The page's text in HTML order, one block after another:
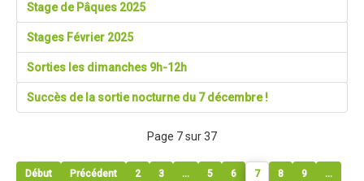
Stage de Pâques 2025
Stages Février 2025
Sorties les dimanches 9h-12h
Succès de la sortie nocturne du 7 décembre !
Page 7 sur 37
Début Précédent 2 3 ... 5 6 7 8 9 ...